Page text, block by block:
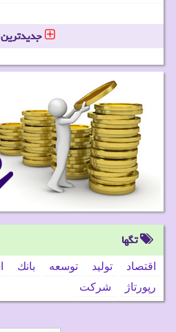
تگها
اقتصاد تولید توسعه بانك
رپورتاژ
شركت